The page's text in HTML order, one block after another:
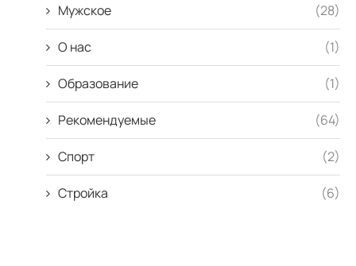
Мужское (28)
О нас (1)
Образование (1)
Рекомендуемые (64)
Спорт (2)
Стройка (6)